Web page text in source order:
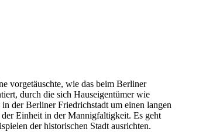
vorgetäuschte, wie das beim Berliner
durch die sich Hauseigentümer wie
der Berliner Friedrichstadt um einen langen
Einheit in der Mannigfaltigkeit. Es geht
der historischen Stadt ausrichten.